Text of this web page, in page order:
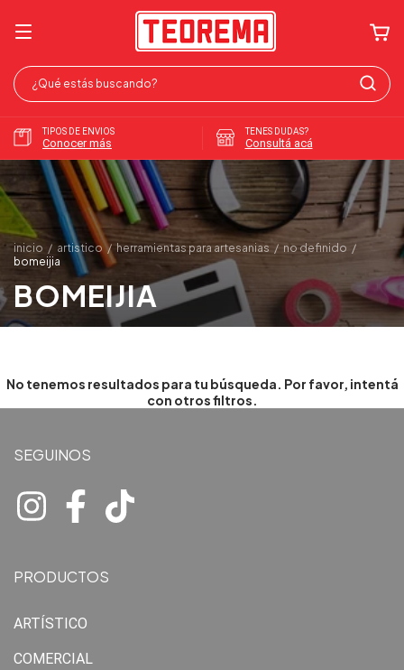
TIPOS DE ENVIOS
Conocer más
TENES DUDAS?
Consultá acá
inicio / artistico / herramientas para artesanias / no definido /
bomeijia
BOMEIJIA
No tenemos resultados para tu búsqueda. Por favor, intentá
con otros filtros.
SEGUINOS
PRODUCTOS
ARTÍSTICO
COMERCIAL